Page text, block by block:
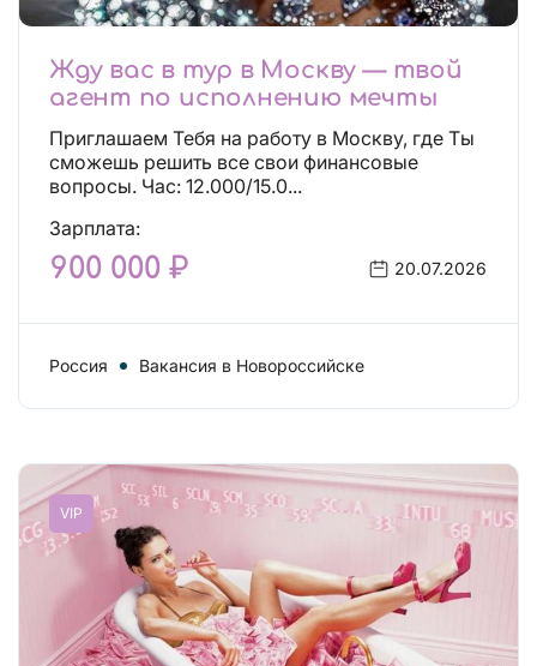
Жду вас в тур в Москву — твой
агент по исполнению мечты
Приглашаем Тебя на работу в Москву, где Ты
сможешь решить все свои финансовые
вопросы. Час: 12.000/15.0...
Зарплата:
900 000 ₽ 20.07.2026
Россия Вакансия в Новороссийске
VIP